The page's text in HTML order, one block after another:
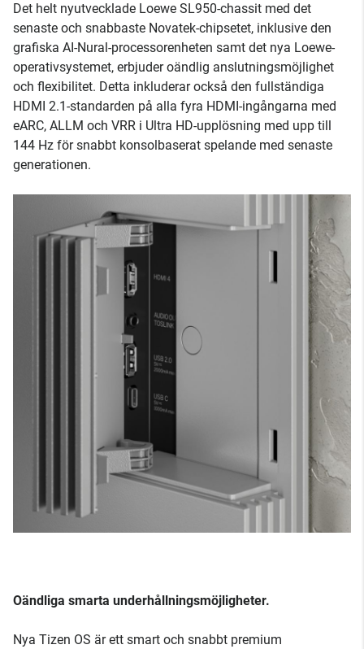
Det helt nyutvecklade Loewe SL950-chassit med det
senaste och snabbaste Novatek-chipsetet, inklusive den
grafiska AI-Nural-processorenheten samt det nya Loewe-
operativsystemet, erbjuder oändlig anslutningsmöjlighet
och flexibilitet. Detta inkluderar också den fullständiga
HDMI 2.1-standarden på alla fyra HDMI-ingångarna med
eARC, ALLM och VRR i Ultra HD-upplösning med upp till
144 Hz för snabbt konsolbaserat spelande med senaste
generationen.
Oändliga smarta underhållningsmöjligheter.
Nya Tizen OS är ett smart och snabbt premium